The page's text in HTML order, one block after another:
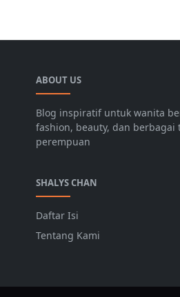
ABOUT US
Blog inspiratif untuk wanita
fashion, beauty, dan berbagai
perempuan
SHALYS CHAN
Daftar Isi
Tentang Kami